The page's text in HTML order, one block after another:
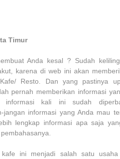
Timur
Anda kesal ? Sudah
karena di web ini akan
Resto. Dan yang pastinya
pernah memberikan informasi
informasi kali ini sudah
jangan informasi yang Anda mau
lengkap informasi apa saja
ini menjadi salah satu